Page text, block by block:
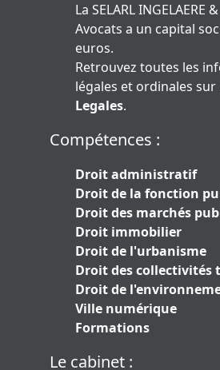
La SELARL INGELAERE
Avocats a un capital
euros.
Retrouvez toutes les
légales et ordinales sur
Legales.
Compétences :
Droit administratif
Droit de la fonction
Droit des marchés
Droit immobilier
Droit de l'urbanisme
Droit des collectivités
Droit de
Ville numérique
Formations
Le cabinet :